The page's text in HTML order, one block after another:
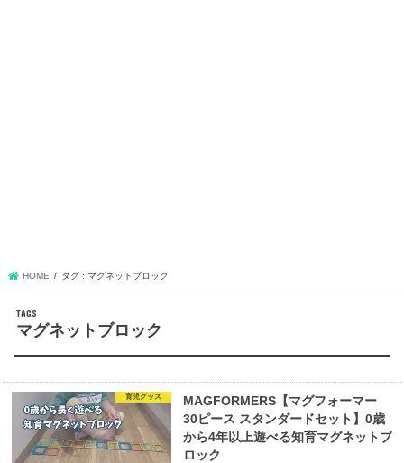
HOME タグ : マグネットブロック
マグネットブロック
育児グッズ
MAGFORMERS【マグフォーマー
30ピース スタンダードセット】0歳
から4年以上遊べる知育マグネットブ
ロック